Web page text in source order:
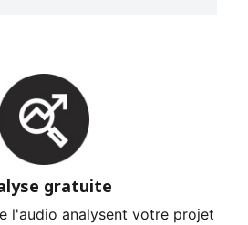
gratuite
l'audio analysent votre projet